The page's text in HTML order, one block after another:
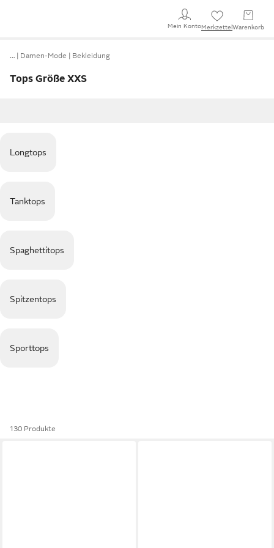
Mein KontoMerkzettel Warenkorb
… Damen-Mode Bekleidung
Tops Größe XXS
Longtops
Tanktops
Spaghettitops
Spitzentops
Sporttops
130 Produkte